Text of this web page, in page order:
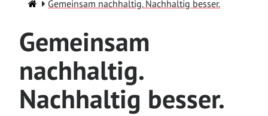
Gemeinsam nachhaltig. Nachhaltig besser.
Gemeinsam
nachhaltig.
Nachhaltig besser.